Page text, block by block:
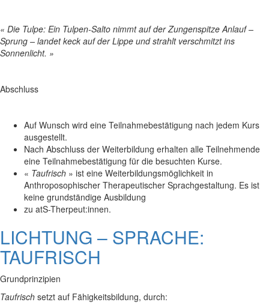
« Die Tulpe: Ein Tulpen-Salto nimmt auf der Zungenspitze Anlauf –
Sprung – landet keck auf der Lippe und strahlt verschmitzt ins
Sonnenlicht. »
Abschluss
Auf Wunsch wird eine Teilnahmebestätigung nach jedem Kurs
ausgestellt.
Nach Abschluss der Weiterbildung erhalten alle Teilnehmende
eine Teilnahmebestätigung für die besuchten Kurse.
« Taufrisch » ist eine Weiterbildungsmöglichkeit in
Anthroposophischer Therapeutischer Sprachgestaltung. Es ist
keine grundständige Ausbildung
zu atS-Therpeut:innen.
LICHTUNG – SPRACHE:
TAUFRISCH
Grundprinzipien
Taufrisch setzt auf Fähigkeitsbildung, durch: